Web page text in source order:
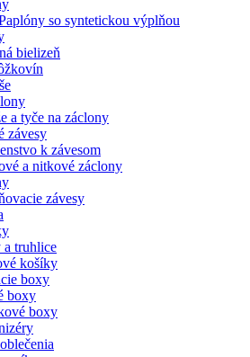
so syntetickou výplňou
bielizeň
a tyče na záclony
závesy
k závesom
a nitkové záclony
závesy
a truhlice
košíky
boxy
boxy
boxy